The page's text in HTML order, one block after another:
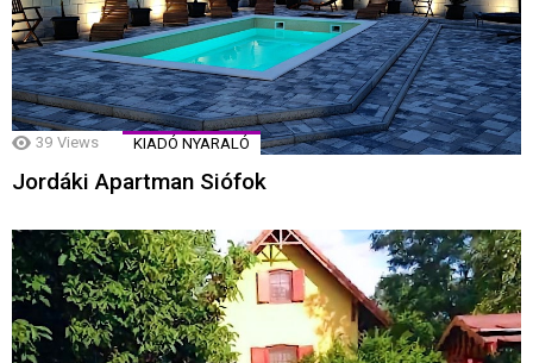
39 Views KIADÓ NYARALÓ
Jordáki Apartman Siófok